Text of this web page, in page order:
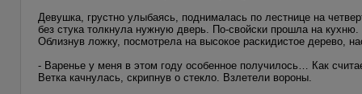
Девушка, грустно улыбаясь, поднималась по лестнице на
без стука толкнула нужную дверь. По-свойски прошла на
Облизнув ложку, посмотрела на высокое раскидистое дерево,
- Варенье у меня в этом году особенное получилось… Как
Ветка качнулась, скрипнув о стекло. Взлетели вороны.